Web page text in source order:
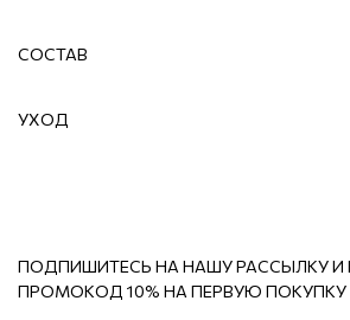
СОСТАВ
УХОД
ПОДПИШИТЕСЬ НА НАШУ РАССЫЛКУ И
ПРОМОКОД 10% НА ПЕРВУЮ ПОКУПКУ